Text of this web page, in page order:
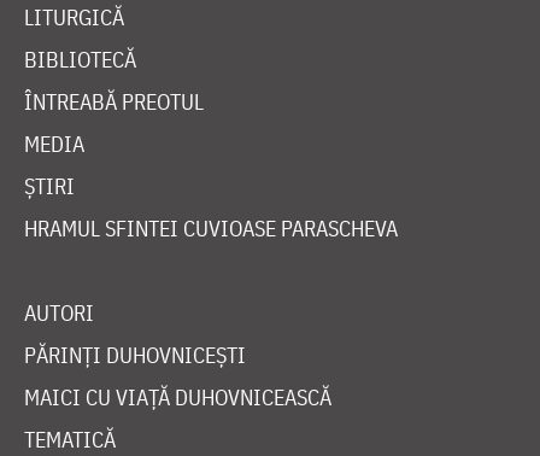
LITURGICĂ
BIBLIOTECĂ
ÎNTREABĂ PREOTUL
MEDIA
ȘTIRI
HRAMUL SFINTEI CUVIOASE PARASCHEVA
AUTORI
PĂRINȚI DUHOVNICEȘTI
MAICI CU VIAȚĂ DUHOVNICEASCĂ
TEMATICĂ